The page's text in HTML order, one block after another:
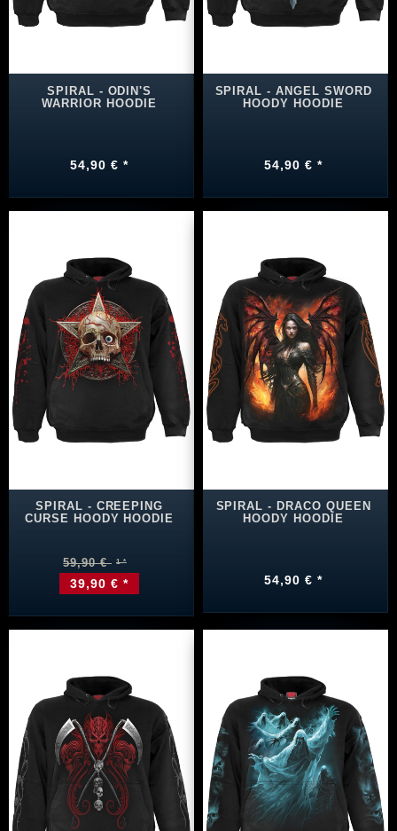
SPIRAL - ODIN'S
WARRIOR HOODIE
54,90 € *
SPIRAL - ANGEL SWORD
HOODY HOODIE
54,90 € *
SPIRAL - CREEPING
CURSE HOODY HOODIE
59,90 €
39,90 € *
SPIRAL - DRACO QUEEN
HOODY HOODIE
54,90 € *